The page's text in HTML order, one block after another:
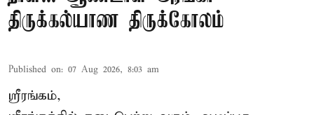
திருக்கல்யாண திருக்கோலம்
Published on: 07 Aug 2026, 8:03 am
ஸ்ரீரங்கம்,